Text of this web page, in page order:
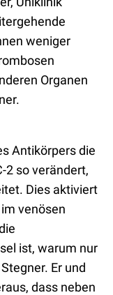
weniger
Organen
Antikörpers die
2 so verändert,
Dies aktiviert
venösen
ist, warum nur
Er und
dass neben